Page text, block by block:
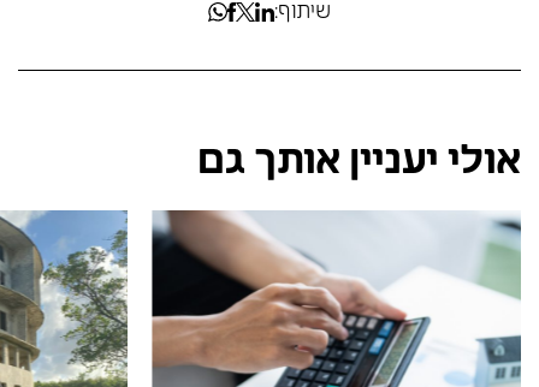
שיתוף:
אולי יעניין אותך גם